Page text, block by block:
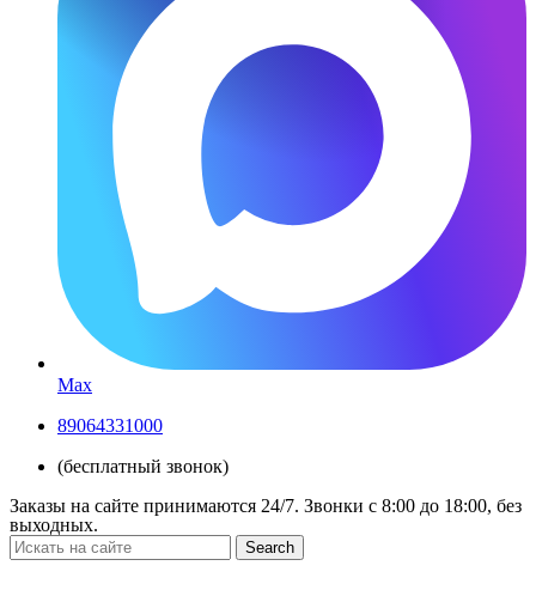
Max
89064331000
(бесплатный звонок)
Заказы на сайте принимаются 24/7. Звонки c 8:00 до 18:00, без
выходных.
Search